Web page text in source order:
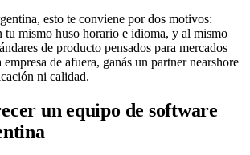
esto te conviene por dos motivos:
tu mismo huso horario e idioma, y al mismo
de producto pensados para mercados
de afuera, ganás un partner nearshore
ni calidad.
un equipo de software